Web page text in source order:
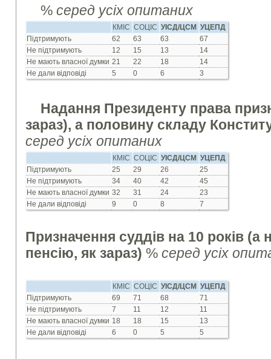
%серед усіх опитаних
КМІС СОЦІС УІСД/ЦСМ
УЦЕПД
Підтримують
62 63 63
67
Не підтримують
12 15 13
14
Не мають власної думки 21 22 18
14
Не дали відповіді
5 0 6 3
Надання Президенту права
зараз), а половину складу
серед усіх опитаних
КМІС СОЦІС УІСД/ЦСМ
УЦЕПД
Підтримують
25 29 26
25
Не підтримують
34 40 42
45
Не мають власної думки 32 31 24
23
Не дали відповіді
9 0 8 7
Призначення суддів на 10 років (а
пенсію, як зараз)%серед усіх
КМІС СОЦІС УІСД/ЦСМ
УЦЕПД
Підтримують
69 71 68
71
Не підтримують
7 11 12
11
Не мають власної думки 18 18 15
13
Не дали відповіді
6 0 5 5